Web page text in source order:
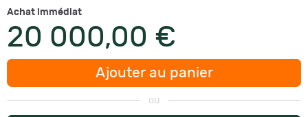
Achat immédiat
20 000,00 €
Ajouter au panier
ou